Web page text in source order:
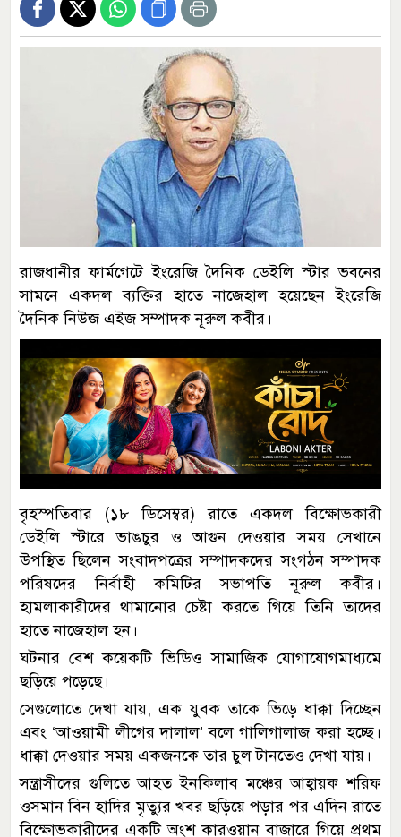
রাজধানীর ফার্মগেটে ইংরেজি দৈনিক ডেইলি স্টার ভবনের
সামনে একদল ব্যক্তির হাতে নাজেহাল হয়েছেন ইংরেজি
দৈনিক নিউজ এইজ সম্পাদক নূরুল কবীর।
বৃহস্পতিবার (১৮ ডিসেম্বর) রাতে একদল বিক্ষোভকারী
ডেইলি স্টারে ভাঙচুর ও আগুন দেওয়ার সময় সেখানে
উপস্থিত ছিলেন সংবাদপত্রের সম্পাদকদের সংগঠন সম্পাদক
পরিষদের নির্বাহী কমিটির সভাপতি নূরুল কবীর।
হামলাকারীদের থামানোর চেষ্টা করতে গিয়ে তিনি তাদের
হাতে নাজেহাল হন।
ঘটনার বেশ কয়েকটি ভিডিও সামাজিক যোগাযোগমাধ্যমে
ছড়িয়ে পড়েছে।
সেগুলোতে দেখা যায়, এক যুবক তাকে ভিড়ে ধাক্কা দিচ্ছেন
এবং ‘আওয়ামী লীগের দালাল’ বলে গালিগালাজ করা হচ্ছে।
ধাক্কা দেওয়ার সময় একজনকে তার চুল টানতেও দেখা যায়।
সন্ত্রাসীদের গুলিতে আহত ইনকিলাব মঞ্চের আহ্বায়ক শরিফ
ওসমান বিন হাদির মৃত্যুর খবর ছড়িয়ে পড়ার পর এদিন রাতে
বিক্ষোভকারীদের একটি অংশ কারওয়ান বাজারে গিয়ে প্রথম